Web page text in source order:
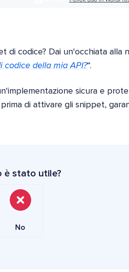
di codice? Dai un'occhiata alla
codice della mia API?“.
sicura e
di attivare gli snippet,
è stato utile?
No